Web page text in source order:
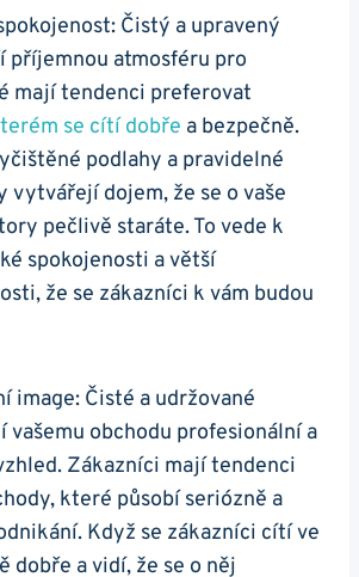
Čistý a upravený
příjemnou atmosféru pro
mají tendenci preferovat
se cítí dobře a bezpečně.
podlahy a pravidelné
vytvářejí dojem, že se o vaše
pečlivě staráte. To vede k
spokojenosti a větší
že se zákazníci k vám budou
image: Čisté a udržované
vašemu obchodu profesionální a
Zákazníci mají tendenci
které působí seriózně a
Když se zákazníci cítí ve
dobře a vidí, že se o něj